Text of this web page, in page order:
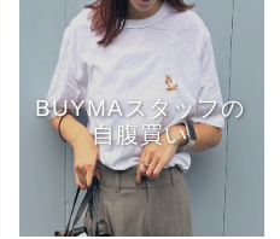
BUYMAスタッフの
自腹買い